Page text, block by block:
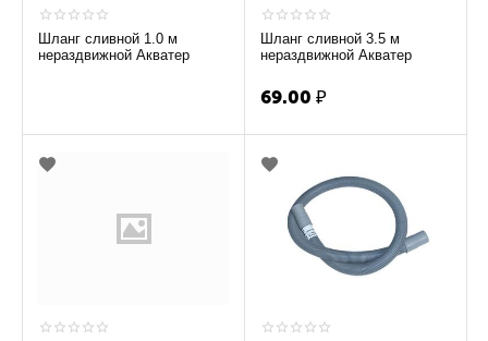
Шланг сливной 1.0 м
нераздвижной Акватер
Шланг сливной 3.5 м
нераздвижной Акватер
69.00 ₽